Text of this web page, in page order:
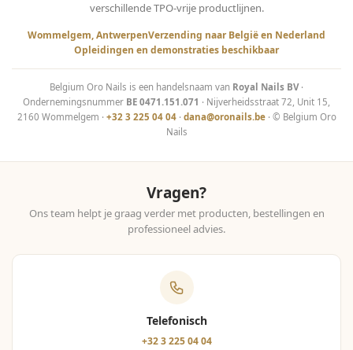
verschillende TPO-vrije productlijnen.
Wommelgem, AntwerpenVerzending naar België en Nederland
Opleidingen en demonstraties beschikbaar
Belgium Oro Nails is een handelsnaam van Royal Nails BV·
Ondernemingsnummer BE 0471.151.071 · Nijverheidsstraat 72, Unit 15,
2160 Wommelgem · +32 3 225 04 04· dana@oronails.be· © Belgium Oro
Nails
Vragen?
Ons team helpt je graag verder met producten, bestellingen en
professioneel advies.
Telefonisch
+32 3 225 04 04